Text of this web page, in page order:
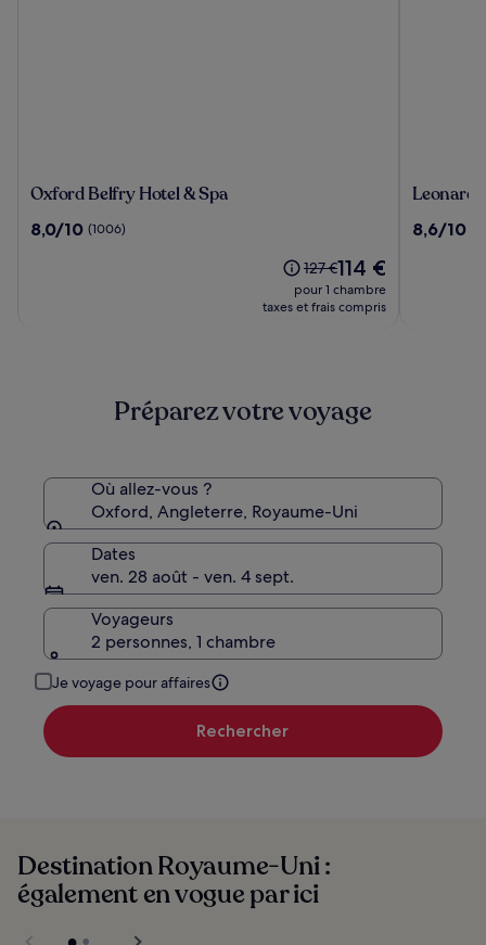
Oxford
Hotel
Oxford Belfry Hotel & Spa
8.0
8,0/10 (1006)
Le
prix
était
d’informations
sur
standard.
127 €Le
nouveau
prix
114 €
pour 1 chambre
taxes et frais compris
Leonardo
Hotel
8.6
8,6/10
Préparez votre voyage
Où allez-vous ?
Oxford, Angleterre, Royaume-Uni
Dates
ven. 28 août - ven. 4 sept.
Voyageurs
2 personnes, 1 chambre
Je voyage pour affaires
Rechercher
Destination Royaume-Uni :
également en vogue par ici